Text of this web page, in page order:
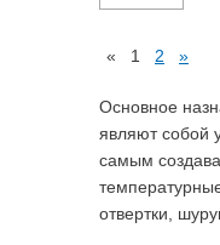
« 1 2 »
Основное
являют собой
самым
отвертки,